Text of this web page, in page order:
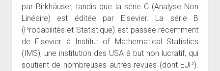
par Birkhäuser, tandis que la série C (Analyse Non
Linéaire) est éditée par Elsevier. La série B
(Probabilités et Statistique) est passée récemment
de Elsevier à Institut of Mathematical Statistics
(IMS), une institution des USA à but non lucratif, qui
soutient de nombreuses autres revues (dont EJP).